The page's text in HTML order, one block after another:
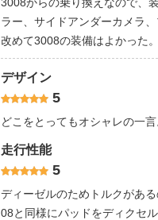
ラー、サイドアンダーカメラ
改めて3008の装備はよかった。
デザイン
5
どこをとってもオシャレの一
走行性能
5
ディーゼルのためトルクがあ
08と同様にパッドをディクセ